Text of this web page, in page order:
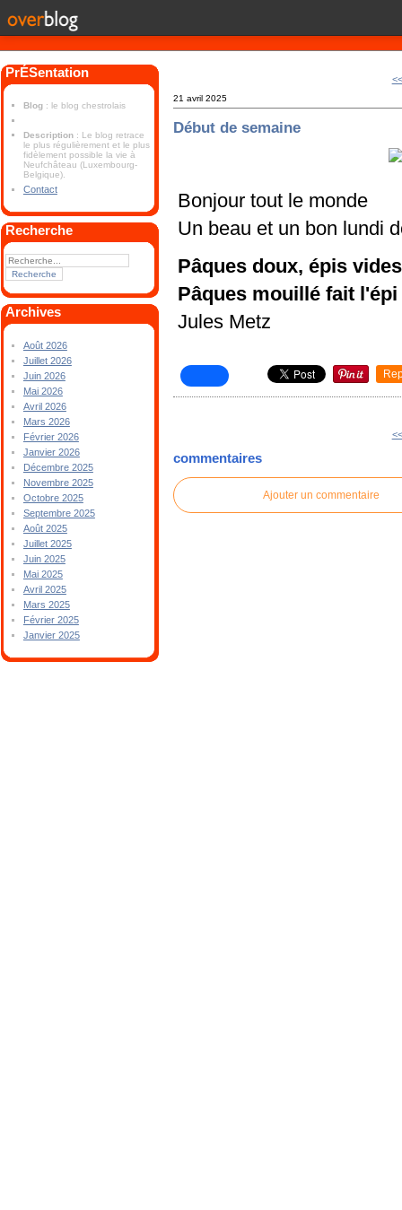
PrÉSentation
Blog : le blog chestrolais
Description : Le blog retrace
le plus régulièrement et le plus
fidèlement possible la vie à
Neufchâteau (Luxembourg-
Belgique).
Contact
Recherche
Archives
Août 2026
Juillet 2026
Juin 2026
Mai 2026
Avril 2026
Mars 2026
Février 2026
Janvier 2026
Décembre 2025
Novembre 2025
Octobre 2025
Septembre 2025
Août 2025
Juillet 2025
Juin 2025
Mai 2025
Avril 2025
Mars 2025
Février 2025
Janvier 2025
21 avril 2025
Début de semaine
Bonjour tout le monde
Un beau et un bon lundi
Pâques doux, épis
Pâques mouillé fait
Jules Metz
commentaires
Ajouter un commentaire